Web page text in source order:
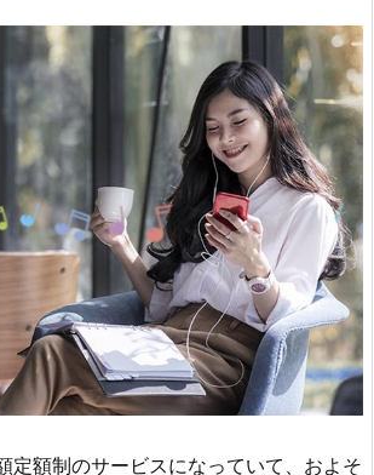
定額制のサービスになっていて、およそ